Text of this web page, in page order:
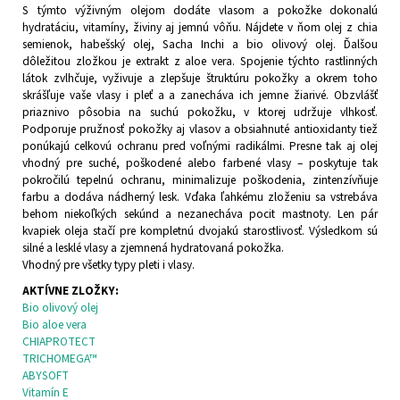
S týmto výživným olejom dodáte vlasom a pokožke dokonalú
hydratáciu, vitamíny, živiny aj jemnú vôňu. Nájdete v ňom olej z chia
semienok, habešský olej, Sacha Inchi a bio olivový olej. Ďalšou
dôležitou zložkou je extrakt z aloe vera. Spojenie týchto rastlinných
látok zvlhčuje, vyživuje a zlepšuje štruktúru pokožky a okrem toho
skrášľuje vaše vlasy i pleť a a zanecháva ich jemne žiarivé. Obzvlášť
priaznivo pôsobia na suchú pokožku, v ktorej udržuje vlhkosť.
Podporuje pružnosť pokožky aj vlasov a obsiahnuté antioxidanty tiež
ponúkajú celkovú ochranu pred voľnými radikálmi. Presne tak aj olej
vhodný pre suché, poškodené alebo farbené vlasy – poskytuje tak
pokročilú tepelnú ochranu, minimalizuje poškodenia, zintenzívňuje
farbu a dodáva nádherný lesk. Vďaka ľahkému zloženiu sa vstrebáva
behom niekoľkých sekúnd a nezanecháva pocit mastnoty. Len pár
kvapiek oleja stačí pre kompletnú dvojakú starostlivosť. Výsledkom sú
silné a lesklé vlasy a zjemnená hydratovaná pokožka.
Vhodný pre všetky typy pleti i vlasy.
AKTÍVNE ZLOŽKY:
Bio olivový olej
Bio aloe vera
CHIAPROTECT
TRICHOMEGA™
ABYSOFT
Vitamín E